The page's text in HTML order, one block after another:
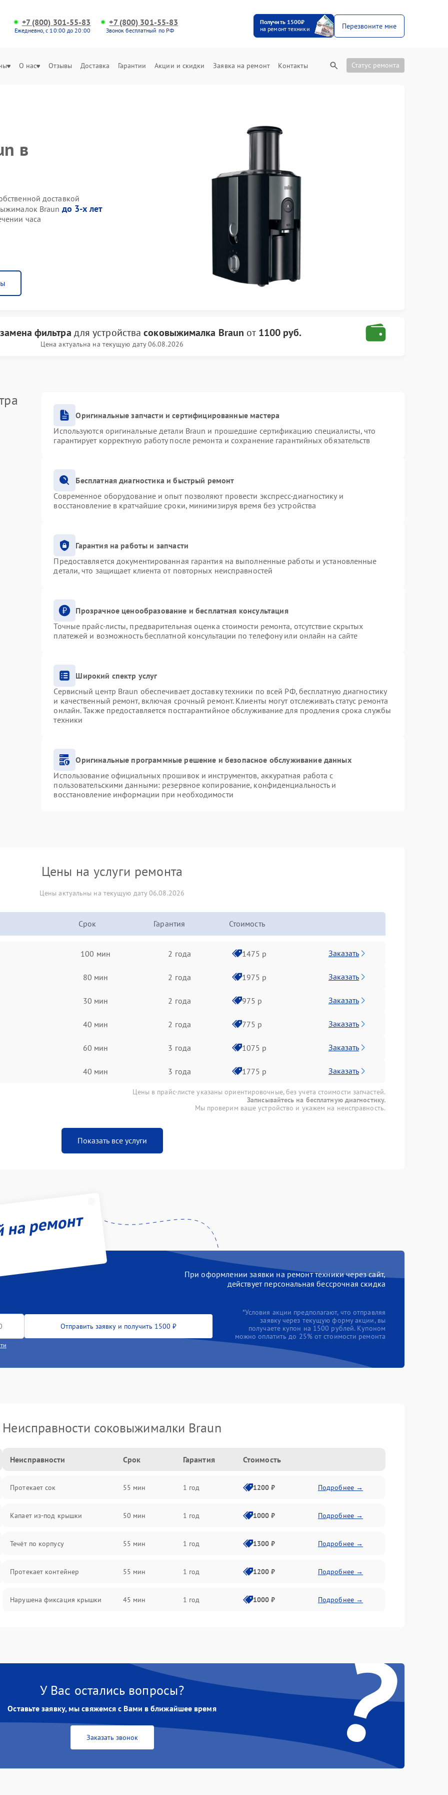
+7 (800) 301-55-83
Ежедневно, с 10:00 до 20:00
+7 (800) 301-55-83
Звонок бесплатный по РФ
Получить 1500₽
на ремонт техники
Перезвоните мне
О нас Отзывы Доставка Гарантии Акции и скидки Заявка на ремонт Контакты Статус ремонта
в
доставкой
Braun до 3-х лет
часа
замена фильтра для устройствасоковыжималка Braun от 1100 руб.
Цена актуальна на текущую дату 06.08.2026
Оригинальные запчасти и сертифицированные мастера
Используются оригинальные детали Braun и прошедшие сертификацию специалисты, что
гарантирует корректную работу после ремонта и сохранение гарантийных обязательств
Бесплатная диагностика и быстрый ремонт
Современное оборудование и опыт позволяют провести экспресс-диагностику и
восстановление в кратчайшие сроки, минимизируя время без устройства
Гарантия на работы и запчасти
Предоставляется документированная гарантия на выполненные работы и установленные
детали, что защищает клиента от повторных неисправностей
Прозрачное ценообразование и бесплатная консультация
Точные прайс-листы, предварительная оценка стоимости ремонта, отсутствие скрытых
платежей и возможность бесплатной консультации по телефону или онлайн на сайте
Широкий спектр услуг
Сервисный центр Braun обеспечивает доставку техники по всей РФ, бесплатную диагностику
и качественный ремонт, включая срочный ремонт. Клиенты могут отслеживать статус ремонта
онлайн. Также предоставляется постгарантийное обслуживание для продления срока службы
техники
Оригинальные программные решение и безопасное обслуживание данных
Использование официальных прошивок и инструментов, аккуратная работа с
пользовательскими данными: резервное копирование, конфиденциальность и
восстановление информации при необходимости
Цены на услуги ремонта
Цены актуальны на текущую дату 06.08.2026
Срок Гарантия Стоимость
100 мин 2 года 1475 р Заказать
80 мин 2 года 1975 р Заказать
30 мин 2 года 975 р Заказать
40 мин 2 года 775 р Заказать
60 мин 3 года 1075 р Заказать
40 мин 3 года 1775 р Заказать
Цены в прайс-листе указаны ориентировочные, без учета стоимости запчастей.
Записывайтесь на бесплатную диагностику.
Мы проверим ваше устройство и укажем на неисправность.
Показать все услуги
ремонт
При оформлении заявки на ремонт техники через сайт,
действует персональная бессрочная скидка
Отправить заявку и получить 1500 ₽
*Условия акции предполагают, что отправляя
заявку через текущую форму акции, вы
получаете купон на 1500 рублей. Купоном
можно оплатить до 25% от стоимости ремонта
Неисправности соковыжималки Braun
Неисправности Срок Гарантия Стоимость
Протекает сок 55 мин 1 год 1200 ₽ Подробнее →
Капает из-под крышки 50 мин 1 год 1000 ₽ Подробнее →
Течёт по корпусу 55 мин 1 год 1300 ₽ Подробнее →
Протекает контейнер 55 мин 1 год 1200 ₽ Подробнее →
Нарушена фиксация крышки 45 мин 1 год 1000 ₽ Подробнее →
?
У Вас остались вопросы?
Оставьте заявку, мы свяжемся с Вами в ближайшее время
Заказать звонок